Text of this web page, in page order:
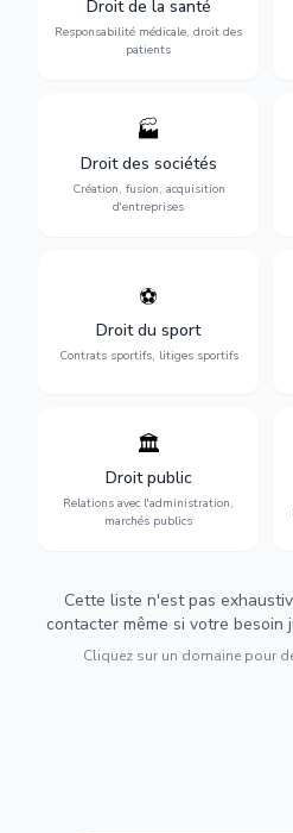
Droit de la santé
Responsabilité médicale, droit des
patients
médicales, responsabilité
des praticiens et
indemnisation.
🏭
Droit des sociétés
Création, fusion, acquisition
d'entreprises
Structuration de votre
société : création, fusion-
acquisition, gouvernance et
restructuration.
⚽
Droit du sport
Contrats sportifs, litiges sportifs
Expertise en droit sportif :
transferts, sponsoring et
contentieux.
🏛️
Droit public
Relations avec l'administration,
marchés publics
Gestion de vos relations
avec l'administration :
marchés publics,
urbanisme et contentieux.
Cette liste n'est pas
contacter même si votre besoin
Cliquez sur un domaine pour